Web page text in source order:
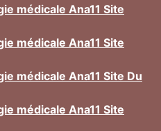
médicale Ana11 Site
médicale Ana11 Site
médicale Ana11 Site Du
médicale Ana11 Site